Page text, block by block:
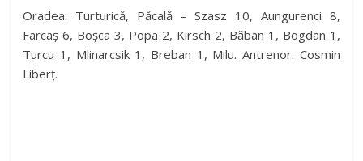
Oradea: Turturică, Păcală – Szasz 10, Aungurenci 8,
Farcaș 6, Boșca 3, Popa 2, Kirsch 2, Băban 1, Bogdan 1,
Turcu 1, Mlinarcsik 1, Breban 1, Milu. Antrenor: Cosmin
Liberț.